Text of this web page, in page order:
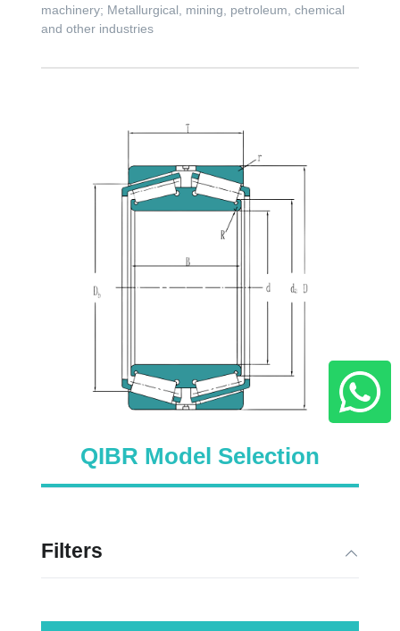
machinery; Metallurgical, mining, petroleum, chemical
and other industries
QIBR Model Selection
Filters